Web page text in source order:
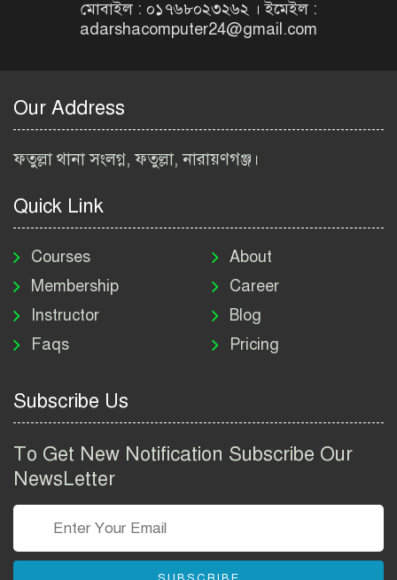
Job Circular 2026
২০২৬ | BIWTA Job Circular
নিয়োগ বিজ্ঞপ্তি ২০২৬ | DNC
Job Circular 2026
পাসপোর্ট করতে কি কি লাগে
২০২৬ | ই-পাসপোর্ট আবেদন ও
Group Job Circular 2026
তথ্য অধিদপ্তর নিয়োগ বিজ্ঞপ্তি
মোবাইল : ০১৭৬৮০২৩২৬২ । ইমেইল :
adarshacomputer24@gmail.com
Our Address
ফতুল্লা থানা সংলগ্ন, ফতুল্লা, নারায়ণগঞ্জ।
Quick Link
Courses
Membership
Instructor
Faqs
About
Career
Blog
Pricing
Subscribe Us
To Get New Notification Subscribe Our
NewsLetter